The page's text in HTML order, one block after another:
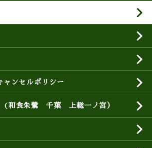
ャンセルポリシー
(和食朱鷺 千葉 上総一ノ宮）